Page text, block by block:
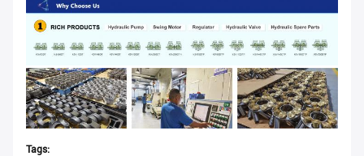
Tags: